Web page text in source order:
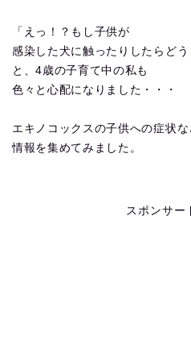
「えっ！？もし子供が
感染した犬に触ったりしたらどう
と、4歳の子育て中の私も
色々と心配になりました・・・
エキノコックスの子供への症状な
情報を集めてみました。
スポンサー